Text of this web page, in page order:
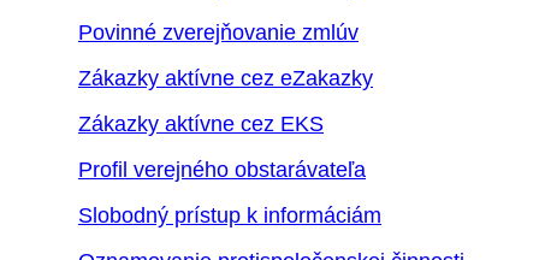
Povinné zverejňovanie zmlúv
Zákazky aktívne cez eZakazky
Zákazky aktívne cez EKS
Profil verejného obstarávateľa
Slobodný prístup k informáciám